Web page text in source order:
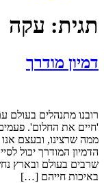
תגית: עקה
דמיון מודרך
רובנו מתנהלים בעולם
'חיים את החלום'.
ממה שרצינו, ובעצם
הדמיון המודרך יכול
שרבים בעולם ובארץ
באיכות חייהם […]